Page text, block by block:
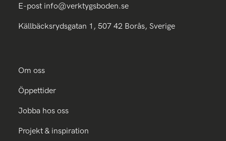
E-post info@verktygsboden.se
Källbäcksrydsgatan 1, 507 42 Borås, Sverige
Om oss
Öppettider
Jobba hos oss
Projekt & inspiration